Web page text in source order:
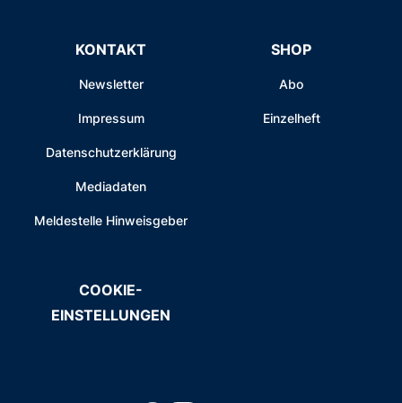
KONTAKT
Newsletter
Impressum
Datenschutzerklärung
Mediadaten
Meldestelle Hinweisgeber
SHOP
Abo
Einzelheft
COOKIE-
EINSTELLUNGEN